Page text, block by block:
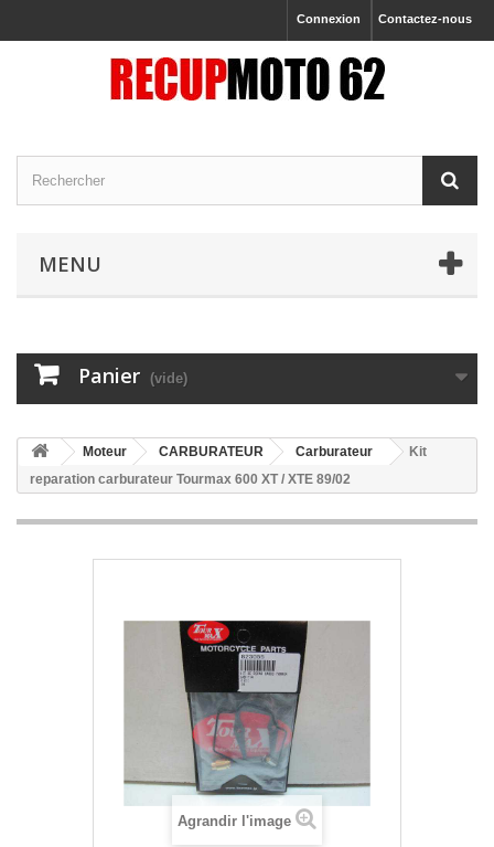
Contactez-nous
Connexion
MENU
Panier (vide)
Moteur CARBURATEUR Carburateur
Kit
reparation carburateur Tourmax 600 XT / XTE 89/02
Agrandir l'image